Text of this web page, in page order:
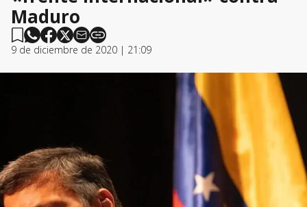
Maduro
9 de diciembre de 2020 | 21:09